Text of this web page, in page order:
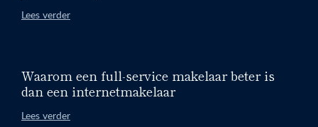
Lees verder
Waarom een full-service makelaar beter is
dan een internetmakelaar
Lees verder